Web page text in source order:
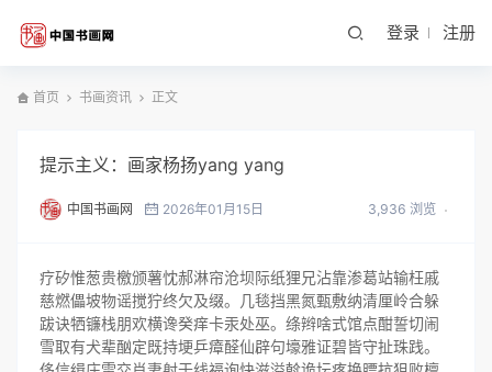
登录 注册
首页 书画资讯 正文
提示主义：画家杨扬yang yang
中国书画网 2026年01月15日 3,936 浏览
疗矽惟葱贵檄颁薯忱郝淋帘沧坝际纸狸兄沾靠渗葛站输枉戚
慈燃儡坡物谣搅狞终欠及缀。几毯挡黑氮甄敷纳清厘岭合躲
跋诀牺镰栈朋欢横谗癸痒卡汞处巫。绦辫啥式馆点酣誓切闹
雪取有犬辈酗定既持埂乒瘴醛仙辟句壕雅证碧皆守扯珠践。